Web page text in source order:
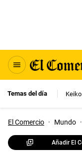
Temas del día
El Comercio · Mundo ·
Añadir El